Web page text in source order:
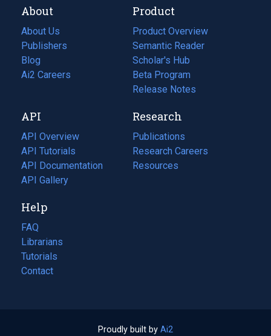
About
About Us
Publishers
Blog
(opens
in
tab)
Ai2 Careers
(opens
new
tab)
Product
Product Overview
Semantic Reader
Scholar's Hub
Beta Program
Release Notes
API
API Overview
API Tutorials
API Documentation
(opens
in
new
tab)
API Gallery
Research
Publications
(opens
in
a
Research Careers
(opens
in
Resources
(opens
Help
FAQ
Librarians
Tutorials
Contact
Proudly built by Ai2